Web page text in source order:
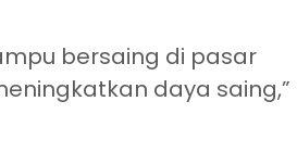
bersaing di pasar
daya saing,”